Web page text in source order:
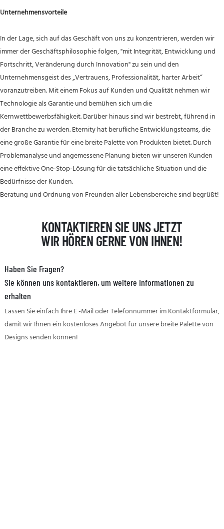
Unternehmensvorteile
In der Lage, sich auf das Geschäft von uns zu konzentrieren, werden wir
immer der Geschäftsphilosophie folgen, "mit Integrität, Entwicklung und
Fortschritt, Veränderung durch Innovation" zu sein und den
Unternehmensgeist des „Vertrauens, Professionalität, harter Arbeit“
voranzutreiben. Mit einem Fokus auf Kunden und Qualität nehmen wir
Technologie als Garantie und bemühen sich um die
Kernwettbewerbsfähigkeit. Darüber hinaus sind wir bestrebt, führend in
der Branche zu werden. Eternity hat berufliche Entwicklungsteams, die
eine große Garantie für eine breite Palette von Produkten bietet. Durch
Problemanalyse und angemessene Planung bieten wir unseren Kunden
eine effektive One-Stop-Lösung für die tatsächliche Situation und die
Bedürfnisse der Kunden.
Beratung und Ordnung von Freunden aller Lebensbereiche sind begrüßt!
KONTAKTIEREN SIE UNS JETZT
WIR HÖREN GERNE VON IHNEN!
Haben Sie Fragen?
Sie können uns kontaktieren, um weitere Informationen zu
erhalten
Lassen Sie einfach Ihre E -Mail oder Telefonnummer im Kontaktformular,
damit wir Ihnen ein kostenloses Angebot für unsere breite Palette von
Designs senden können!